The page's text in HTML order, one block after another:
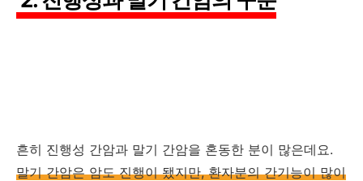
흔히 진행성 간암과 말기 간암을 혼동한 분이 많은데요.
말기 간암은 암도 진행이 됐지만, 환자분의 간기능이 많이